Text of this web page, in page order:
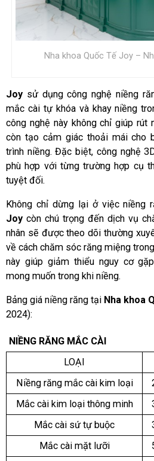
Nha khoa Quốc Tế Joy –
Joy sử dụng công nghệ niềng
mắc cài tự khóa và khay niềng
công nghệ này không chỉ giúp rút
còn tạo cảm giác thoải mái cho
trình niềng. Đặc biệt, công nghệ
phù hợp với từng trường hợp cụ
tuyệt đối.
Không chỉ dừng lại ở việc niềng
Joy còn chú trọng đến dịch vụ
nhân sẽ được theo dõi thường
về cách chăm sóc răng miệng
này giúp giảm thiểu nguy cơ
mong muốn trong khi niềng.
Bảng giá niềng răng tại Nha khoa
2024):
NIỀNG RĂNG MẮC CÀI
LOẠI
Niềng răng mắc cài kim loại
Mắc cài kim loại thông minh
Mắc cài sứ tự buộc
Mắc cài mặt lưỡi